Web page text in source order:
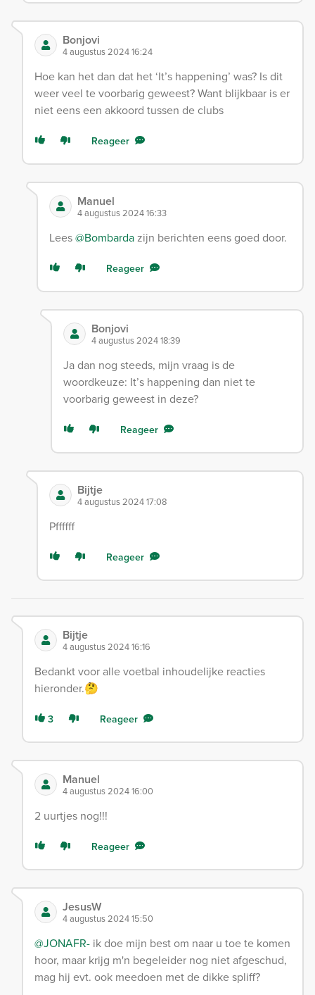
Bonjovi
4 augustus 2024 16:24
Hoe kan het dan dat het ‘It’s happening’ was? Is dit
weer veel te voorbarig geweest? Want blijkbaar is er
niet eens een akkoord tussen de clubs
Reageer
Manuel
4 augustus 2024 16:33
Lees@Bombardazijn berichten eens goed door.
Reageer
Bonjovi
4 augustus 2024 18:39
Ja dan nog steeds, mijn vraag is de
woordkeuze: It’s happening dan niet te
voorbarig geweest in deze?
Reageer
Bijtje
4 augustus 2024 17:08
Pffffff
Reageer
Bijtje
4 augustus 2024 16:16
Bedankt voor alle voetbal inhoudelijke reacties
hieronder.🤔
3 Reageer
Manuel
4 augustus 2024 16:00
2 uurtjes nog!!!
Reageer
JesusW
4 augustus 2024 15:50
@JONAFR- ik doe mijn best om naar u toe te komen
hoor, maar krijg m'n begeleider nog niet afgeschud,
mag hij evt. ook meedoen met de dikke spliff?